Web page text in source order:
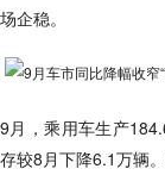
场企稳。
9月，乘用车生产
存较8月下降6.1万辆